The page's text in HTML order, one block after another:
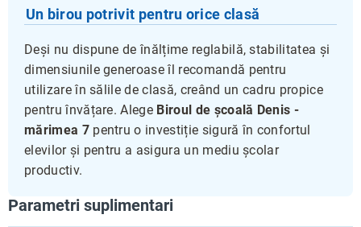
Un birou potrivit pentru orice clasă
Deși nu dispune de înălțime reglabilă, stabilitatea și
dimensiunile generoase îl recomandă pentru
utilizare în sălile de clasă, creând un cadru propice
pentru învățare. Alege Biroul de școală Denis -
mărimea 7pentru o investiție sigură în confortul
elevilor și pentru a asigura un mediu școlar
productiv.
Parametri suplimentari